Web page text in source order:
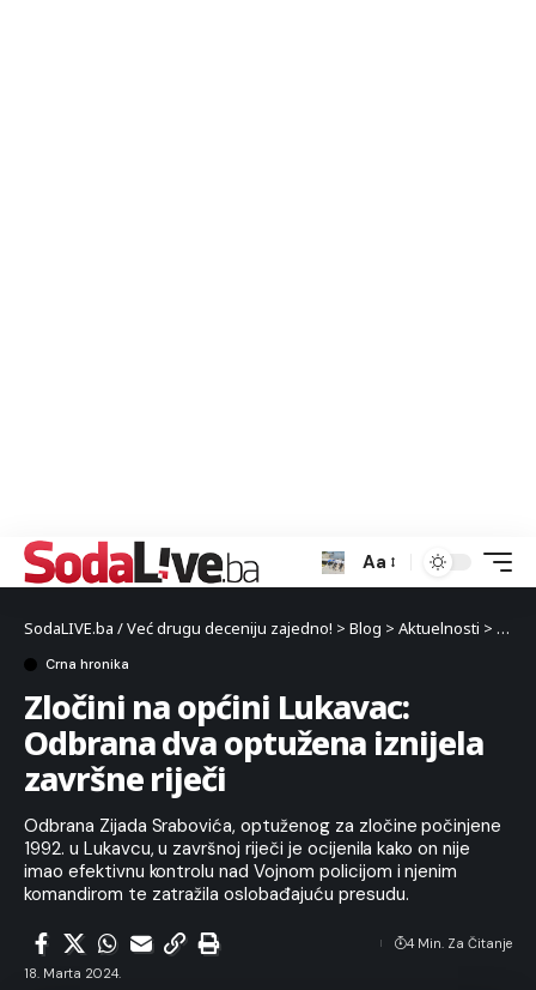
Aa
SodaLIVE.ba / Već drugu deceniju zajedno! > Blog > Aktuelnosti > Crna
Crna hronika
Zločini na općini Lukavac:
Odbrana dva optužena iznijela
završne riječi
Odbrana Zijada Srabovića, optuženog za zločine počinjene
1992. u Lukavcu, u završnoj riječi je ocijenila kako on nije
imao efektivnu kontrolu nad Vojnom policijom i njenim
komandirom te zatražila oslobađajuću presudu.
18. Marta 2024.
4 Min. Za Čitanje